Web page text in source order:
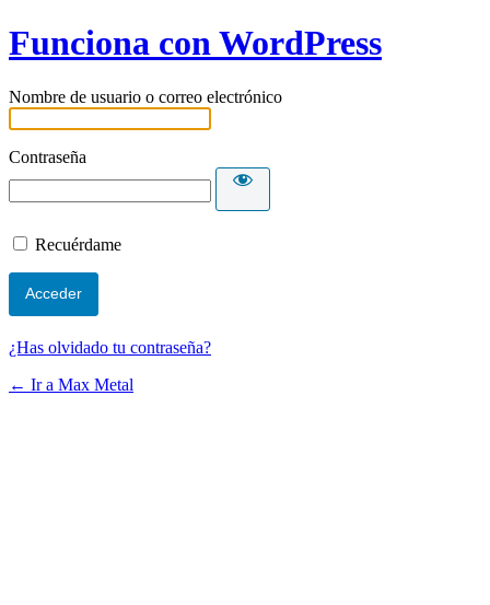
Funciona con WordPress
Nombre de usuario o correo electrónico
Contraseña
Recuérdame
¿Has olvidado tu contraseña?
← Ir a Max Metal